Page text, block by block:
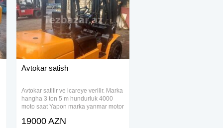
Avtokar satish
Avtokar satilir ve icareye verilir. Marka
hangha 3 ton 5 m hundurluk 4000
moto saat Yapon marka yanmar motor
Icareye de verilir.
19000 AZN